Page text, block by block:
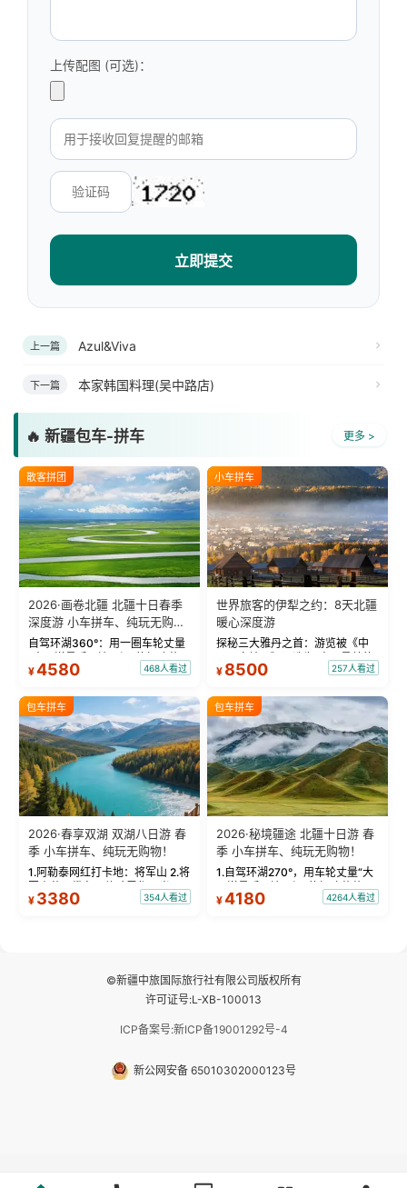
上传配图 (可选)：
立即提交
上一篇 Azul&Viva
下一篇 本家韩国料理(吴中路店)
🔥 新疆包车-拼车 更多 >
散客拼团
2026·画卷北疆 北疆十日春季
深度游 小车拼车、纯玩无购
物！
自驾环湖360°：用一圈车轮丈量
“大西洋最后一滴眼泪”的极致蔚
蓝。 赛湖旅拍：甄选多款风格服
绝美瞬间。 赛湖坦克300跟车视
频：专业摄影师...
¥4580 468人看过
小车拼车
世界旅客的伊犁之约：8天北疆
暖心深度游
探秘三大雅丹之首：游览被《中
国国家地理》评选为“中国最美的
三大雅丹”第一名的克拉玛依魔鬼
瓦人最大村落——禾木村，欣赏
晨雾与小木...
¥ 8500 257人看过
包车拼车
2026·春享双湖 双湖八日游 春
季 小车拼车、纯玩无购物！
1.阿勒泰网红打卡地：将军山 2.将
军山落日缆车，体验雪都风光 3.
将军山，夕阳派对，蹦迪party 4.
¥ 3380 354人看过
包车拼车
2026·秘境疆途 北疆十日游 春
季 小车拼车、纯玩无购物！
1.自驾环湖270°，用车轮丈量“大
西洋最后一滴眼泪”的极致蔚蓝，
让雪山、花海与深邃湖水在转弯
¥4180 4264人看过
©新疆中旅国际旅行社有限公司版权所有
许可证号:L-XB-100013
ICP备案号:新ICP备19001292号-4
新公网安备 65010302000123号